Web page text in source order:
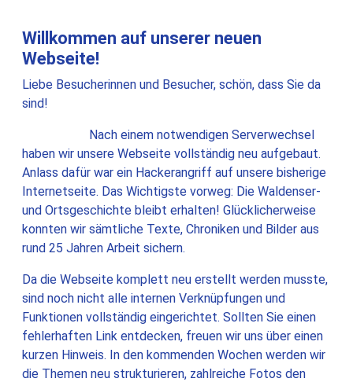
Willkommen auf unserer neuen
Webseite!
Liebe Besucherinnen und Besucher, schön, dass Sie da
sind!
Nach einem notwendigen Serverwechsel
haben wir unsere Webseite vollständig neu aufgebaut.
Anlass dafür war ein Hackerangriff auf unsere bisherige
Internetseite. Das Wichtigste vorweg: Die Waldenser-
und Ortsgeschichte bleibt erhalten! Glücklicherweise
konnten wir sämtliche Texte, Chroniken und Bilder aus
rund 25 Jahren Arbeit sichern.
Da die Webseite komplett neu erstellt werden musste,
sind noch nicht alle internen Verknüpfungen und
Funktionen vollständig eingerichtet. Sollten Sie einen
fehlerhaften Link entdecken, freuen wir uns über einen
kurzen Hinweis. In den kommenden Wochen werden wir
die Themen neu strukturieren, zahlreiche Fotos den